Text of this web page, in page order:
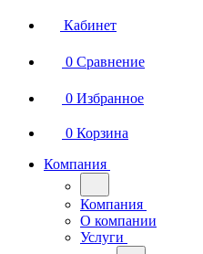
Кабинет
0 Сравнение
0 Избранное
0 Корзина
Компания
Компания
О компании
Услуги